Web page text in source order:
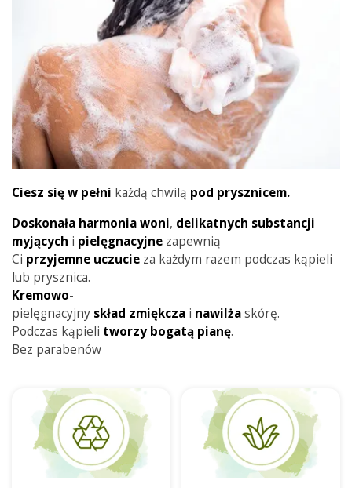
Ciesz się w pełni każdą chwilą pod prysznicem.
Doskonała harmoniawoni, delikatnych substancji
myjących i pielęgnacyjne zapewnią
Ci przyjemne uczucie za każdym razem podczas kąpieli
lub prysznica.
Kremowo-
pielęgnacyjny skład zmiękcza i nawilżaskórę.
Podczas kąpieli tworzy bogatą pianę.
Bez parabenów